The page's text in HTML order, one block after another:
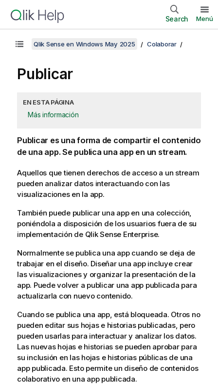
Search Menú
Qlik Sense en Windows May 2025 Colaborar
Publicar
EN ESTA PÁGINA
Más información
Publicar es una forma de compartir el contenido
de una app. Se publica una app en un stream.
Aquellos que tienen derechos de acceso a un stream
pueden analizar datos interactuando con las
visualizaciones en la app.
También puede publicar una app en una colección,
poniéndola a disposición de los usuarios fuera de su
implementación de Qlik Sense Enterprise.
Normalmente se publica una app cuando se deja de
trabajar en el diseño. Diseñar una app incluye crear
las visualizaciones y organizar la presentación de la
app. Puede volver a publicar una app publicada para
actualizarla con nuevo contenido.
Cuando se publica una app, está bloqueada. Otros no
pueden editar sus hojas e historias publicadas, pero
pueden usarlas para interactuar y analizar los datos.
Las nuevas hojas e historias se pueden aprobar para
su inclusión en las hojas e historias públicas de una
app publicada. Esto permite un diseño de contenidos
colaborativo en una app publicada.